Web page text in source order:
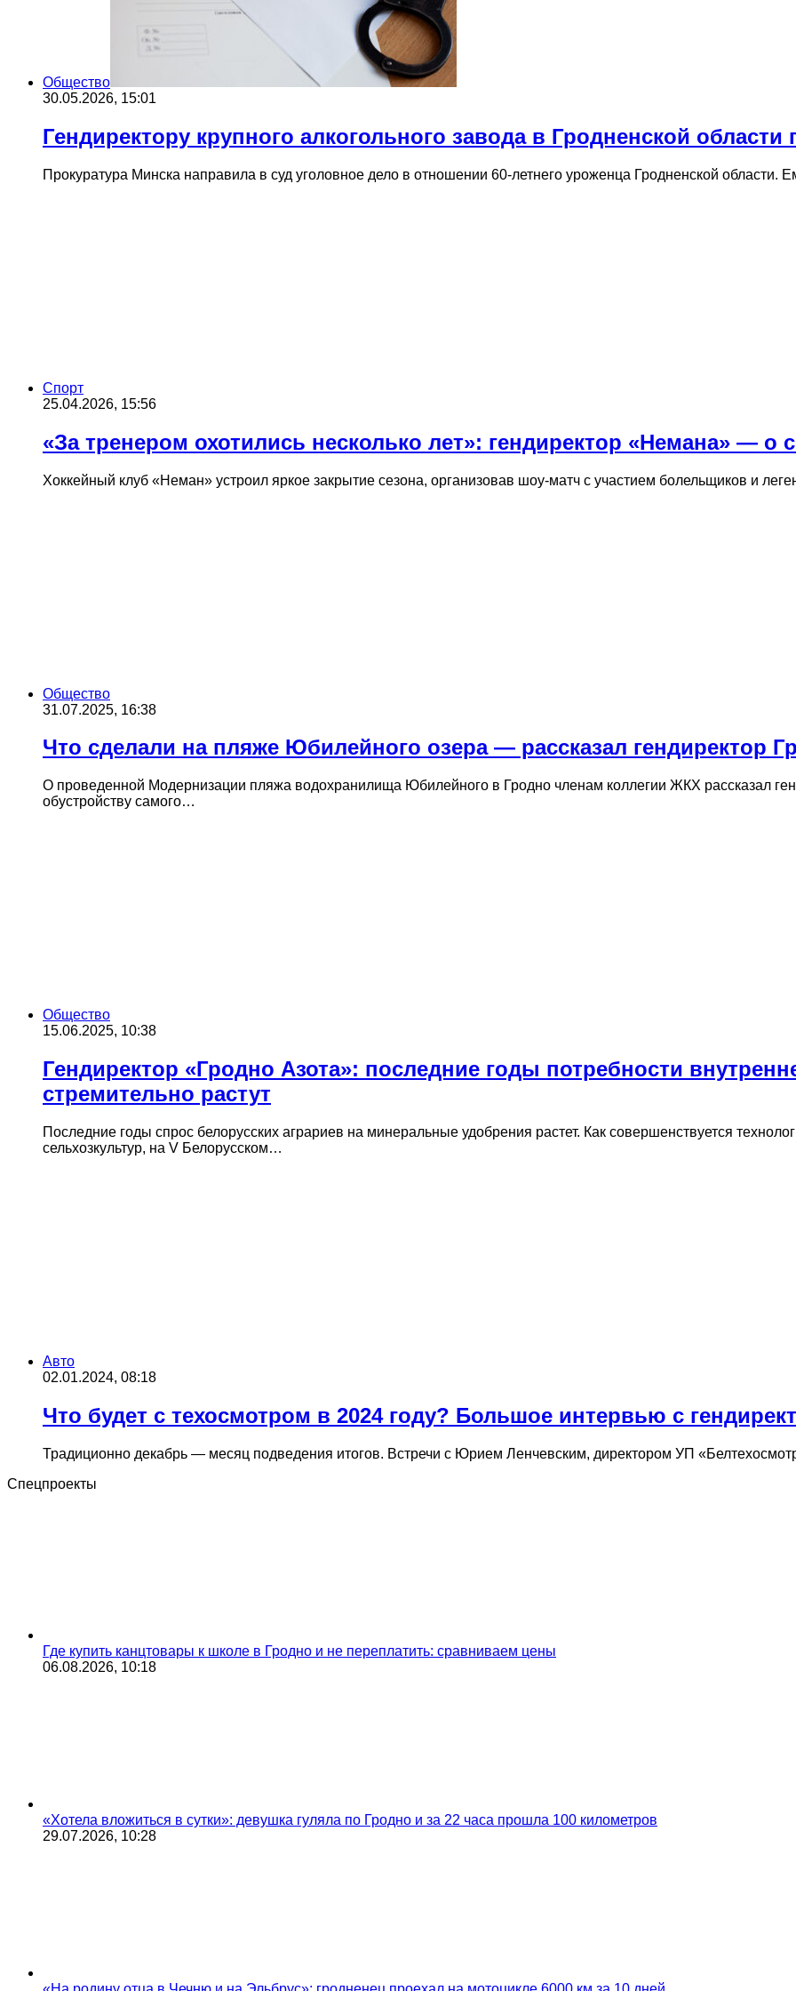
Общество
30.05.2026, 15:01
Гендиректору крупного алкогольного завода в Гродненской области
Прокуратура Минска направила в суд уголовное дело в отношении 60-летнего уроженца Гродненской области.
Cпорт
25.04.2026, 15:56
«За тренером охотились несколько лет»: гендиректор «Немана» — о
Хоккейный клуб «Неман» устроил яркое закрытие сезона, организовав шоу-матч с участием болельщиков и
Общество
31.07.2025, 16:38
Что сделали на пляже Юбилейного озера — рассказал гендиректор
О проведенной Модернизации пляжа водохранилища Юбилейного в Гродно членам коллегии ЖКХ рассказал
обустройству самого…
Общество
15.06.2025, 10:38
Гендиректор «Гродно Азота»: последние годы потребности
стремительно растут
Последние годы спрос белорусских аграриев на минеральные удобрения растет. Как совершенствуется
сельхозкультур, на V Белорусском…
Авто
02.01.2024, 08:18
Что будет с техосмотром в 2024 году? Большое интервью с
Традиционно декабрь — месяц подведения итогов. Встречи с Юрием Ленчевским, директором УП
Спецпроекты
Где купить канцтовары к школе в Гродно и не переплатить: сравниваем цены
06.08.2026, 10:18
«Хотела вложиться в сутки»: девушка гуляла по Гродно и за 22 часа прошла 100 километров
29.07.2026, 10:28